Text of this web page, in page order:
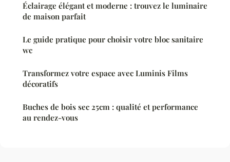
Éclairage élégant et moderne : trouvez le luminaire
de maison parfait
Le guide pratique pour choisir votre bloc sanitaire
wc
Transformez votre espace avec Luminis Films
décoratifs
Buches de bois sec 25cm : qualité et performance
au rendez-vous